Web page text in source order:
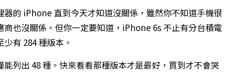
的 iPhone 直到今天才知道沒關係，雖然你不知道手機很
也沒關係。但你一定要知道，iPhone 6s 不止有分台積電
有 284 種版本。
列出 48 種。快來看看那種版本才是最好，買到才不會哭